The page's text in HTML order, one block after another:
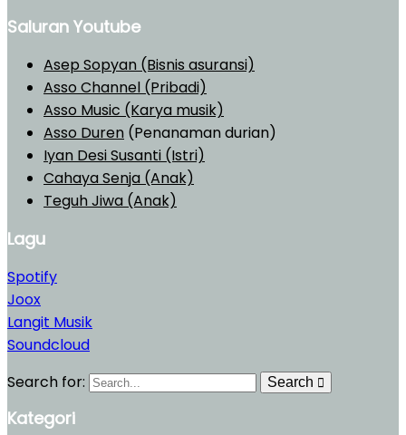
Saluran Youtube
Asep Sopyan (Bisnis asuransi)
Asso Channel (Pribadi)
Asso Music (Karya musik)
Asso Duren (Penanaman durian)
Iyan Desi Susanti (Istri)
Cahaya Senja (Anak)
Teguh Jiwa (Anak)
Lagu
Spotify
Joox
Langit Musik
Soundcloud
Search for:
Search
Kategori